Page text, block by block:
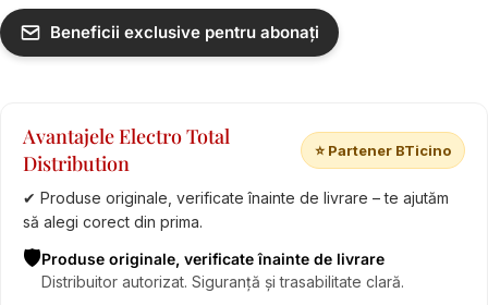
Beneficii exclusive pentru abonați
Avantajele Electro Total
Distribution
⭐ Partener BTicino
✔ Produse originale, verificate înainte de livrare – te ajutăm
să alegi corect din prima.
🛡️Produse originale, verificate înainte de livrare
Distribuitor autorizat. Siguranță și trasabilitate clară.